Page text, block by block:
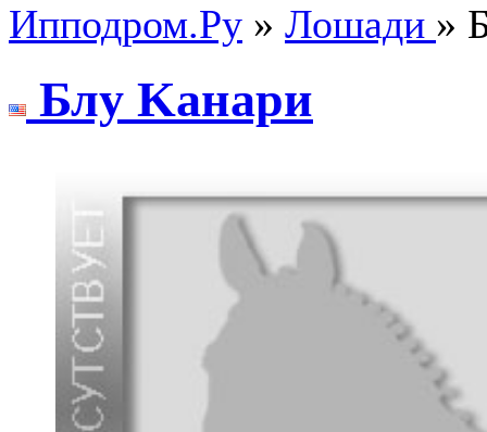
Ипподром.Ру » Лошади »
Блу Kaнapи